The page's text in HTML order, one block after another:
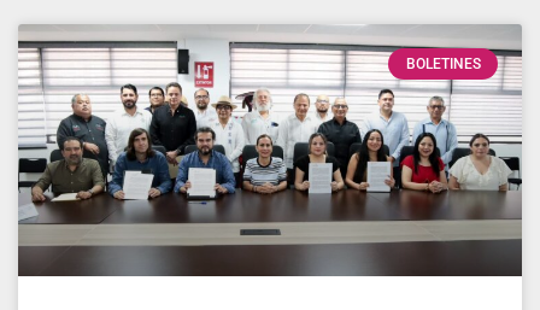
BOLETINES